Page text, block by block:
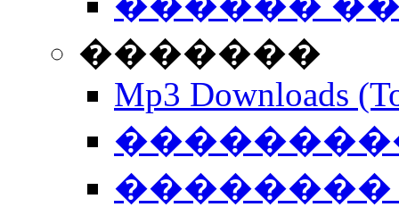
�������
Mp3 Downloads
��������